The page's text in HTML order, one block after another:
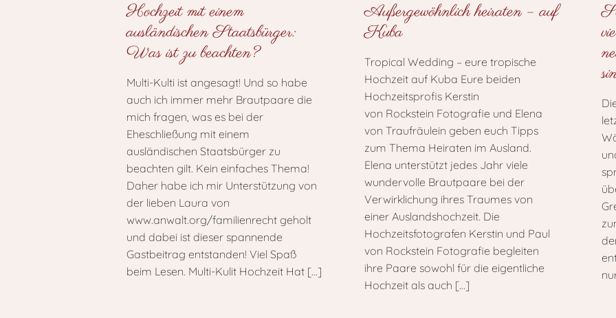
Hochzeit mit einem
ausländischen Staatsbürger:
Was ist zu beachten?
Multi-Kulti ist angesagt! Und so habe
auch ich immer mehr Brautpaare die
mich fragen, was es bei der
Eheschließung mit einem
ausländischen Staatsbürger zu
beachten gilt. Kein einfaches Thema!
Daher habe ich mir Unterstützung von
der lieben Laura von
www.anwalt.org/familienrecht geholt
und dabei ist dieser spannende
Gastbeitrag entstanden! Viel Spaß
beim Lesen. Multi-Kulit Hochzeit Hat […]
Außergewöhnlich heiraten – auf
Kuba
Tropical Wedding – eure tropische
Hochzeit auf Kuba Eure beiden
Hochzeitsprofis Kerstin
von Rockstein Fotografie und Elena
von Traufräulein geben euch Tipps
zum Thema Heiraten im Ausland.
Elena unterstützt jedes Jahr viele
wundervolle Brautpaare bei der
Verwirklichung ihres Traumes von
einer Auslandshochzeit. Die
Hochzeitsfotografen Kerstin und Paul
von Rockstein Fotografie begleiten
ihre Paare sowohl für die eigentliche
Hochzeit als auch […]